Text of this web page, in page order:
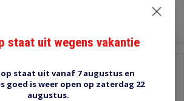
product
staat uit wegens vakantie
staat uit vanaf 7 augustus en
goed is weer open op zaterdag 22
augustus.